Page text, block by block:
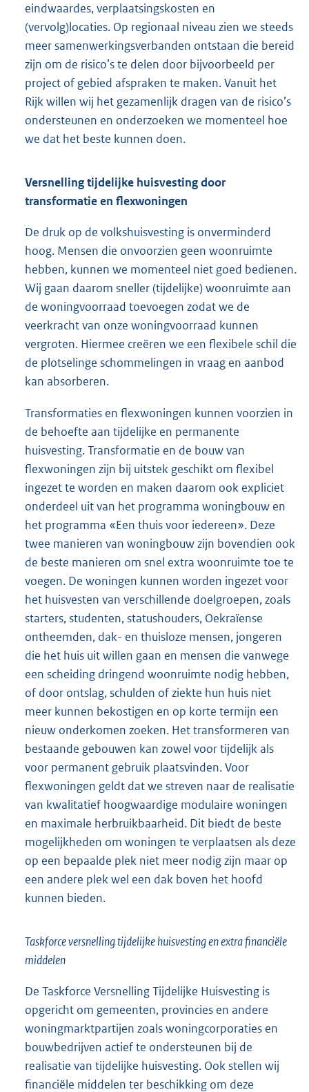
eindwaardes, verplaatsingskosten en
(vervolg)locaties. Op regionaal niveau zien we steeds
meer samenwerkingsverbanden ontstaan die bereid
zijn om de risico’s te delen door bijvoorbeeld per
project of gebied afspraken te maken. Vanuit het
Rijk willen wij het gezamenlijk dragen van de risico’s
ondersteunen en onderzoeken we momenteel hoe
we dat het beste kunnen doen.
Versnelling tijdelijke huisvesting door
transformatie en flexwoningen
De druk op de volkshuisvesting is onverminderd
hoog. Mensen die onvoorzien geen woonruimte
hebben, kunnen we momenteel niet goed bedienen.
Wij gaan daarom sneller (tijdelijke) woonruimte aan
de woningvoorraad toevoegen zodat we de
veerkracht van onze woningvoorraad kunnen
vergroten. Hiermee creëren we een flexibele schil die
de plotselinge schommelingen in vraag en aanbod
kan absorberen.
Transformaties en flexwoningen kunnen voorzien in
de behoefte aan tijdelijke en permanente
huisvesting. Transformatie en de bouw van
flexwoningen zijn bij uitstek geschikt om flexibel
ingezet te worden en maken daarom ook expliciet
onderdeel uit van het programma woningbouw en
het programma «Een thuis voor iedereen». Deze
twee manieren van woningbouw zijn bovendien ook
de beste manieren om snel extra woonruimte toe te
voegen. De woningen kunnen worden ingezet voor
het huisvesten van verschillende doelgroepen, zoals
starters, studenten, statushouders, Oekraïense
ontheemden, dak- en thuisloze mensen, jongeren
die het huis uit willen gaan en mensen die vanwege
een scheiding dringend woonruimte nodig hebben,
of door ontslag, schulden of ziekte hun huis niet
meer kunnen bekostigen en op korte termijn een
nieuw onderkomen zoeken. Het transformeren van
bestaande gebouwen kan zowel voor tijdelijk als
voor permanent gebruik plaatsvinden. Voor
flexwoningen geldt dat we streven naar de realisatie
van kwalitatief hoogwaardige modulaire woningen
en maximale herbruikbaarheid. Dit biedt de beste
mogelijkheden om woningen te verplaatsen als deze
op een bepaalde plek niet meer nodig zijn maar op
een andere plek wel een dak boven het hoofd
kunnen bieden.
Taskforce versnelling tijdelijke huisvesting en extra financiële
middelen
De Taskforce Versnelling Tijdelijke Huisvesting is
opgericht om gemeenten, provincies en andere
woningmarktpartijen zoals woningcorporaties en
bouwbedrijven actief te ondersteunen bij de
realisatie van tijdelijke huisvesting. Ook stellen wij
financiële middelen ter beschikking om deze